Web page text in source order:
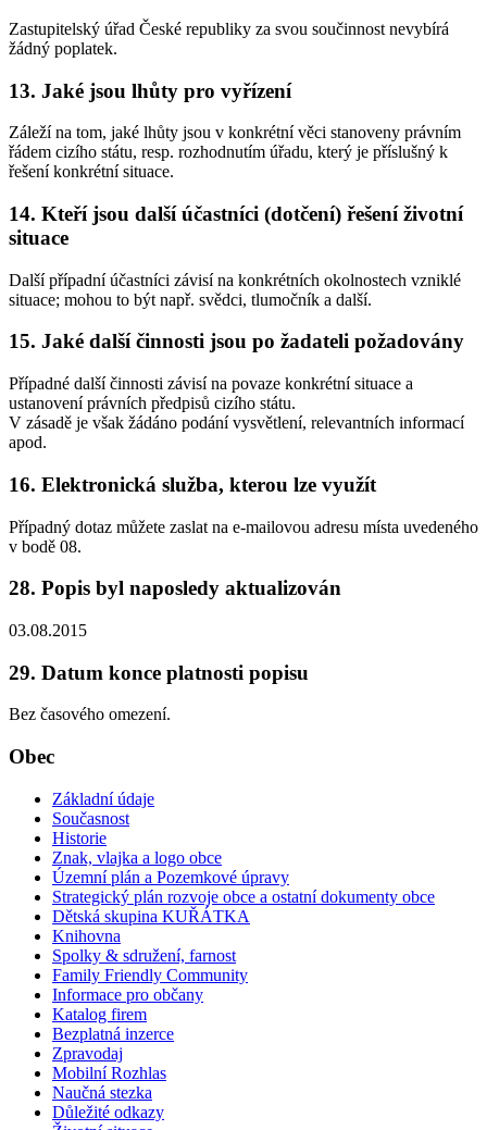
Zastupitelský úřad České republiky za svou součinnost nevybírá
žádný poplatek.
13. Jaké jsou lhůty pro vyřízení
Záleží na tom, jaké lhůty jsou v konkrétní věci stanoveny právním
řádem cizího státu, resp. rozhodnutím úřadu, který je příslušný k
řešení konkrétní situace.
14. Kteří jsou další účastníci (dotčení) řešení životní
situace
Další případní účastníci závisí na konkrétních okolnostech vzniklé
situace; mohou to být např. svědci, tlumočník a další.
15. Jaké další činnosti jsou po žadateli požadovány
Případné další činnosti závisí na povaze konkrétní situace a
ustanovení právních předpisů cizího státu.
V zásadě je však žádáno podání vysvětlení, relevantních informací
apod.
16. Elektronická služba, kterou lze využít
Případný dotaz můžete zaslat na e-mailovou adresu místa uvedeného
v bodě 08.
28. Popis byl naposledy aktualizován
03.08.2015
29. Datum konce platnosti popisu
Bez časového omezení.
Obec
Základní údaje
Současnost
Historie
Znak, vlajka a logo obce
Územní plán a Pozemkové úpravy
Strategický plán rozvoje obce a ostatní dokumenty obce
Dětská skupina KUŘÁTKA
Knihovna
Spolky & sdružení, farnost
Family Friendly Community
Informace pro občany
Katalog firem
Bezplatná inzerce
Zpravodaj
Mobilní Rozhlas
Naučná stezka
Důležité odkazy